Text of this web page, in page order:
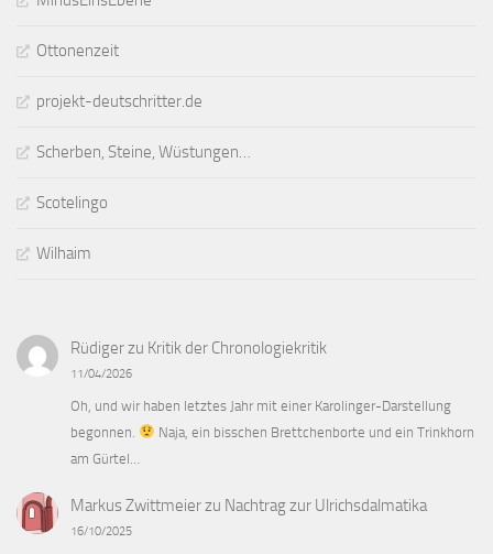
Ottonenzeit
projekt-deutschritter.de
Scherben, Steine, Wüstungen…
Scotelingo
Wilhaim
Rüdigerzu Kritik der Chronologiekritik
11/04/2026
Oh, und wir haben letztes Jahr mit einer Karolinger-Darstellung
begonnen.
Naja, ein bisschen Brettchenborte und ein Trinkhorn
am Gürtel…
Markus Zwittmeierzu Nachtrag zur Ulrichsdalmatika
16/10/2025